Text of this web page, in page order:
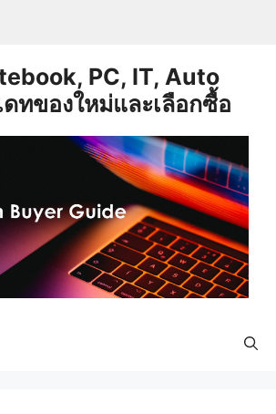
PC, IT, Auto
ทของใหม่และเลือกซื้อ